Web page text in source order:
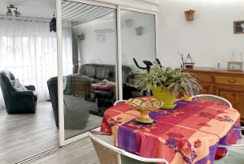
voir le
bien